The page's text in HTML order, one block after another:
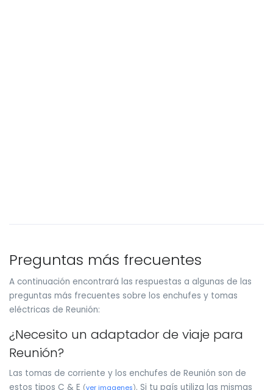
Preguntas más frecuentes
A continuación encontrará las respuestas a algunas de las
preguntas más frecuentes sobre los enchufes y tomas
eléctricas de Reunión:
¿Necesito un adaptador de viaje para
Reunión?
Las tomas de corriente y los enchufes de Reunión son de
estos tipos C & E (ver imagenes). Si tu país utiliza las mismas